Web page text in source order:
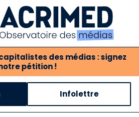
des médias : signez
pétition !
Notre association
critique des médias
Infolettre